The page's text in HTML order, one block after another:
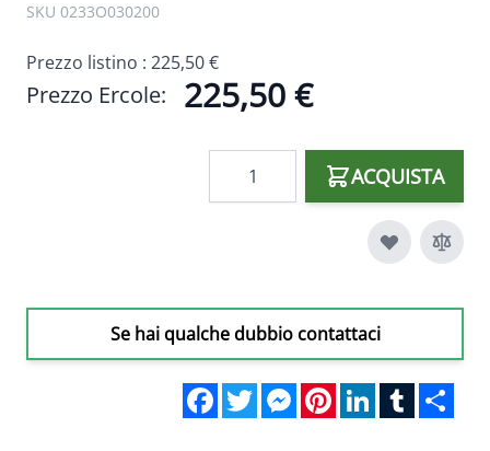
SKU 0233O030200
Prezzo listino : 225,50 €
Prezzo Ercole: 225,50 €
ACQUISTA
Se hai qualche dubbio contattaci
FacebookTwitterMessengerPinterestLinkedInTumblr